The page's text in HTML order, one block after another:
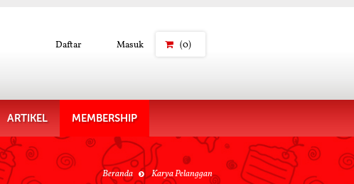
Daftar Masuk (0)
ARTIKEL MEMBERSHIP
Beranda Karya Pelanggan